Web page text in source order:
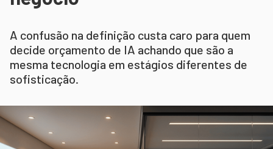
A confusão na definição custa caro para quem
decide orçamento de IA achando que são a
mesma tecnologia em estágios diferentes de
sofisticação.